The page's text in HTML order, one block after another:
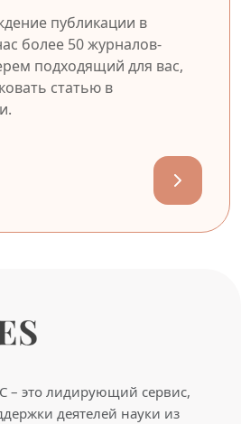
публикации в
более 50 журналов-
подходящий для вас,
статью в
– это лидирующий сервис,
деятелей науки из